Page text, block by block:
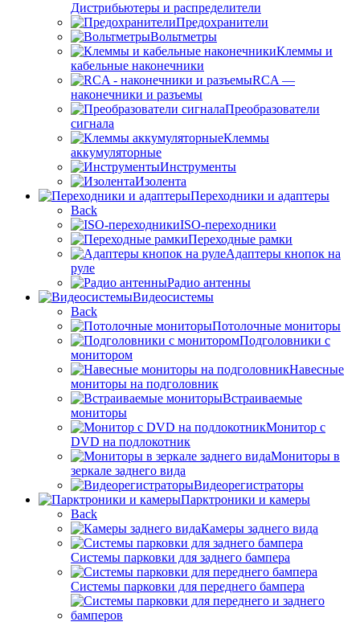
Дистрибьютеры и распределители
Предохранители
Вольтметры
Клеммы и
кабельные наконечники
RCA —
наконечники и разъемы
Преобразователи
сигнала
Клеммы
аккумуляторные
Инструменты
Изолента
Переходники и адаптеры
Back
ISO-переходники
Переходные рамки
Адаптеры кнопок на
руле
Радио антенны
Видеосистемы
Back
Потолочные мониторы
Подголовники с
монитором
Навесные
мониторы на подголовник
Встраиваемые
мониторы
Монитор с
DVD на подлокотник
Мониторы в
зеркале заднего вида
Видеорегистраторы
Парктроники и камеры
Back
Камеры заднего вида
Системы парковки для заднего бампера
Системы парковки для переднего бампера